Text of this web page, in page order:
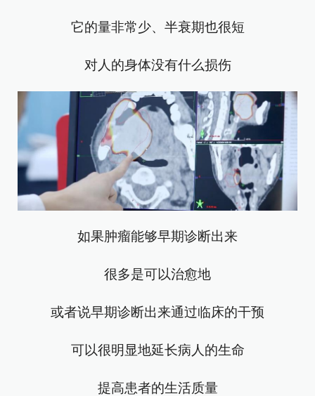
它的量非常少、半衰期也很短
对人的身体没有什么损伤
如果肿瘤能够早期诊断出来
很多是可以治愈地
或者说早期诊断出来通过临床的干预
可以很明显地延长病人的生命
提高患者的生活质量